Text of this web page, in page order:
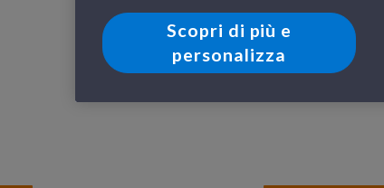
Scopri di più e
personalizza